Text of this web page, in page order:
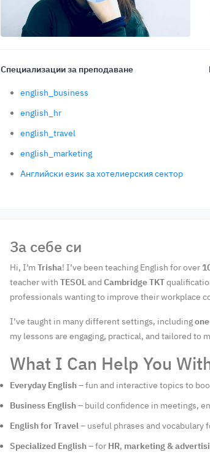
Специализации за преподаване
english_business
english_hr
english_travel
english_marketing
Английски език за хотелиерския сектор
За себе си
Hi, I’m Trisha! I’ve been teaching English for over
teacher with TESOLand Cambridge TKT
professionals wanting to improve their workplace
I’ve taught in many different settings, including
my lessons are engaging, practical, and tailored to
What I Can Help You
Everyday English– fun and interactive topics to
Business English– build confidence in meetings,
English for Travel– useful phrases and
Specialized English– for HR, marketing &